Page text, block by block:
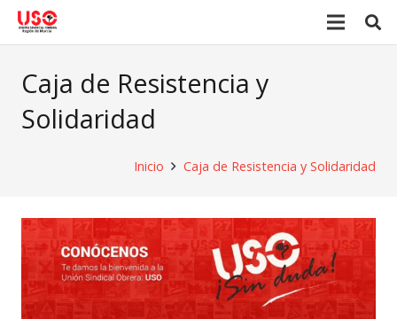
Caja de Resistencia y
Solidaridad
Inicio Caja de Resistencia y Solidaridad